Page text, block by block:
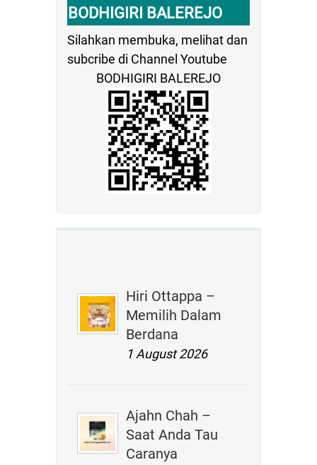
BODHIGIRI BALEREJO
Silahkan membuka, melihat dan
subcribe di Channel Youtube
BODHIGIRI BALEREJO
Hiri Ottappa –
Memilih Dalam
Berdana
1 August 2026
Ajahn Chah –
Saat Anda Tau
Caranya